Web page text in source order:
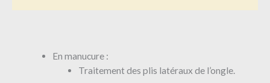
En manucure :
Traitement des plis latéraux de l’ongle.